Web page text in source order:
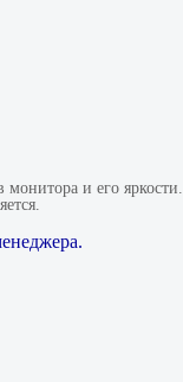
и его яркости.